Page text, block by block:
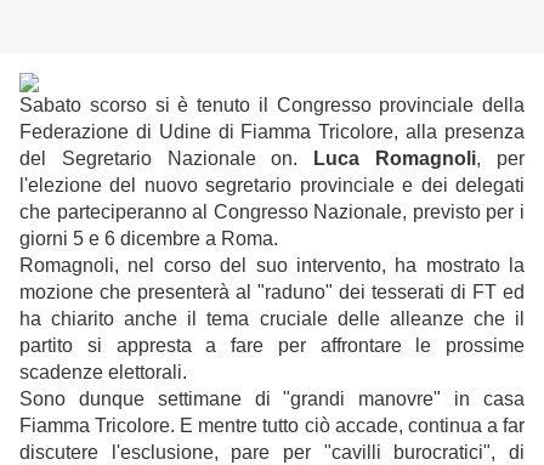
Sabato scorso si è tenuto il Congresso provinciale della
Federazione di Udine di Fiamma Tricolore, alla presenza
del Segretario Nazionale on.
Luca Romagnoli, per
l'elezione del nuovo segretario provinciale e dei delegati
che parteciperanno al Congresso Nazionale, previsto per i
giorni 5 e 6 dicembre a Roma.
Romagnoli, nel corso del suo intervento, ha mostrato la
mozione che presenterà al "raduno" dei tesserati di FT ed
ha chiarito anche il tema cruciale delle alleanze che il
partito si appresta a fare per affrontare le prossime
scadenze elettorali.
Sono dunque settimane di "grandi manovre" in casa
Fiamma Tricolore. E mentre tutto ciò accade, continua a far
discutere l'esclusione, pare per "cavilli burocratici", di